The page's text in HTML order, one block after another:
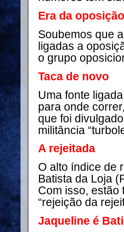
Era da oposição
Soubemos que
ligadas a
o grupo
Taca de novo
Uma fonte
para onde
que foi
militância
A rejeitada
O alto índice de
Batista da Loja
Com isso, estão
“rejeição da
Jaqueline é